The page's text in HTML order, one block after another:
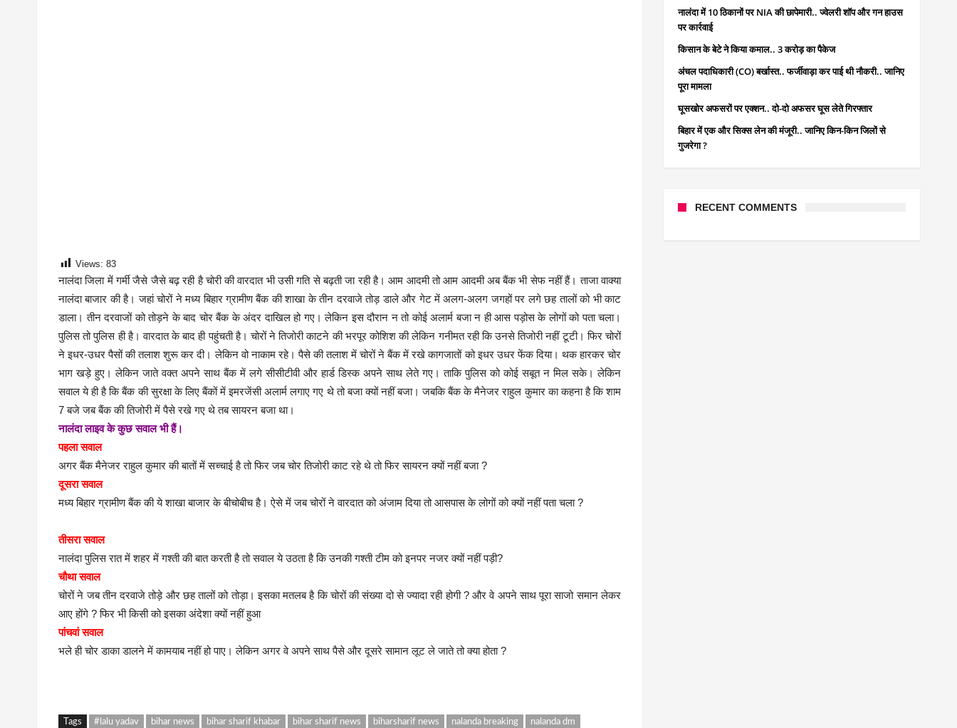
Views: 83
नालंदा जिला में गर्मी जैसे जैसे बढ़ रही है चोरी की वारदात भी उसी गति से बढ़ती जा रही है। आम आदमी तो आम आदमी अब बैंक भी सेफ नहीं हैं। ताजा वाक्या
नालंदा बाजार की है। जहां चोरों ने मध्य बिहार ग्रामीण बैंक की शाखा के तीन दरवाजे तोड़ डाले और गेट में अलग-अलग जगहों पर लगे छह तालों को भी काट
डाला। तीन दरवाजों को तोड़ने के बाद चोर बैंक के अंदर दाखिल हो गए। लेकिन इस दौरान न तो कोई अलार्म बजा न ही आस पड़ोस के लोगों को पता चला।
पुलिस तो पुलिस ही है। वारदात के बाद ही पहुंचती है। चोरों ने तिजोरी काटने की भरपूर कोशिश की लेकिन गनीमत रही कि उनसे तिजोरी नहीं टूटी। फिर चोरों
ने इधर-उधर पैसों की तलाश शुरू कर दी। लेकिन वो नाकाम रहे। पैसे की तलाश में चोरों ने बैंक में रखे कागजातों को इधर उधर फेंक दिया। थक हारकर चोर
भाग खड़े हुए। लेकिन जाते वक्त अपने साथ बैंक में लगे सीसीटीवी और हार्ड डिस्क अपने साथ लेते गए। ताकि पुलिस को कोई सबूत न मिल सके। लेकिन
सवाल ये ही है कि बैंक की सुरक्षा के लिए बैंकों में इमरजेंसी अलार्म लगाए गए थे तो बजा क्यों नहीं बजा। जबकि बैंक के मैनेजर राहुल कुमार का कहना है कि शाम
7 बजे जब बैंक की तिजोरी में पैसे रखे गए थे तब सायरन बजा था।
नालंदा लाइव के कुछ सवाल भी हैं।
पहला सवाल
अगर बैंक मैनेजर राहुल कुमार की बातों में सच्चाई है तो फिर जब चोर तिजोरी काट रहे थे तो फिर सायरन क्यों नहीं बजा ?
दूसरा सवाल
मध्य बिहार ग्रामीण बैंक की ये शाखा बाजार के बीचोबीच है। ऐसे में जब चोरों ने वारदात को अंजाम दिया तो आसपास के लोगों को क्यों नहीं पता चला ?
तीसरा सवाल
नालंदा पुलिस रात में शहर में गश्ती की बात करती है तो सवाल ये उठता है कि उनकी गश्ती टीम को इनपर नजर क्यों नहीं पड़ी?
चौथा सवाल
चोरों ने जब तीन दरवाजे तोड़े और छह तालों को तोड़ा। इसका मतलब है कि चोरों की संख्या दो से ज्यादा रही होगी ? और वे अपने साथ पूरा साजो समान लेकर
आए होंगे ? फिर भी किसी को इसका अंदेशा क्यों नहीं हुआ
पांचवां सवाल
भले ही चोर डाका डालने में कामयाब नहीं हो पाए। लेकिन अगर वे अपने साथ पैसे और दूसरे सामान लूट ले जाते तो क्या होता ?
Tags #lalu yadav bihar news bihar sharif khabar bihar sharif news biharsharif news nalanda breaking
nalanda dm
नालंदा में 10 ठिकानों पर NIA की छापेमारी.. ज्वेलरी शॉप और गन हाउस
पर कार्रवाई
किसान के बेटे ने किया कमाल.. 3 करोड़ का पैकेज
अंचल पदाधिकारी (CO) बर्खास्त.. फर्जीवाड़ा कर पाई थी नौकरी.. जानिए
पूरा मामला
घूसखोर अफसरों पर एक्शन.. दो-दो अफसर घूस लेते गिरफ्तार
बिहार में एक और सिक्स लेन की मंजूरी.. जानिए किन-किन जिलों से
गुजरेगा ?
RECENT COMMENTS